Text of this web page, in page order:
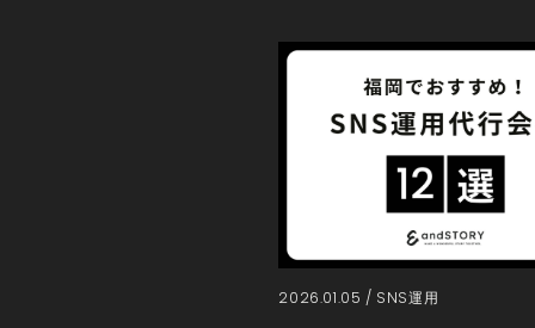
2026.01.05 / SNS運用